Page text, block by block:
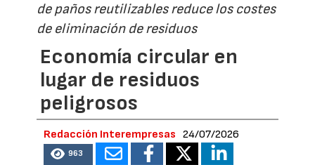
de paños reutilizables reduce los costes
de eliminación de residuos
Economía circular en
lugar de residuos
peligrosos
Redacción Interempresas 24/07/2026
963